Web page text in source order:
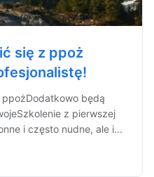
się z ppoż
będą
z pierwszej
i często nudne, ale i...